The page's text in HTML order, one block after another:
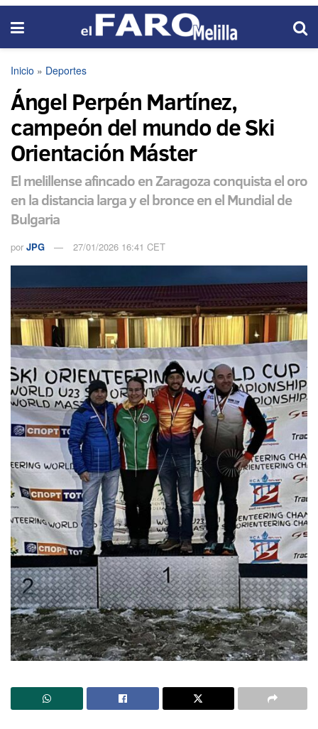
Inicio » Deportes
Ángel Perpén Martínez,
campeón del mundo de Ski
Orientación Máster
El melillense afincado en Zaragoza conquista el oro
en la distancia larga y el bronce en el Mundial de
Bulgaria
por JPG 27/01/2026 16:41 CET